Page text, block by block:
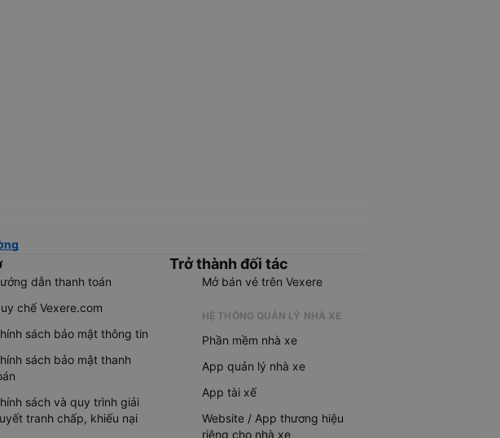
dẫn thanh toán
chế Vexere.com
sách bảo mật thông tin
sách bảo mật thanh
sách và quy trình giải
tranh chấp, khiếu nại
Trở thành đối tác
Mở bán vé trên Vexere
HỆ THỐNG QUẢN LÝ NHÀ XE
Phần mềm nhà xe
App quản lý nhà xe
App tài xế
Website / App thương hiệu
riêng cho nhà xe